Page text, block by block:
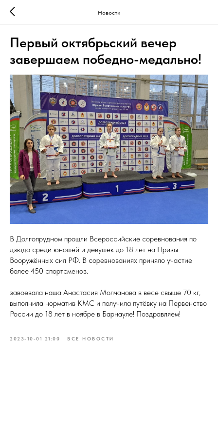
Новости
Первый октябрьский вечер
завершаем победно-медально!
В Долгопрудном прошли Всероссийские соревнования по
дзюдо среди юношей и девушек до 18 лет на Призы
Вооружённых сил РФ. В соревнованиях приняло участие
более 450 спортсменов.
завоевала наша Анастасия Молчанова в весе свыше 70 кг,
выполнила норматив КМС и получила путёвку на Первенство
России до 18 лет в ноябре в Барнауле! Поздравляем!
2023-10-01 21:00 ВСЕ НОВОСТИ